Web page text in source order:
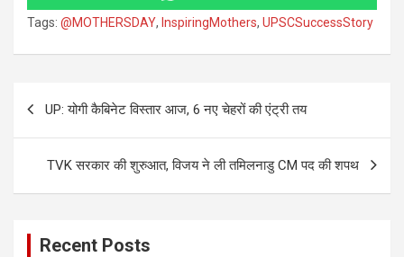
Tags: @MOTHERSDAY, InspiringMothers, UPSCSuccessStory
UP: योगी कैबिनेट विस्तार आज, 6 नए चेहरों की एंट्री तय
TVK सरकार की शुरुआत, विजय ने ली तमिलनाडु CM पद की शपथ
Recent Posts